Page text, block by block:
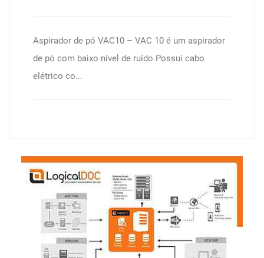
Aspirador de pó VAC10 – VAC 10 é um aspirador
de pó com baixo nível de ruído.Possui cabo
elétrico co...